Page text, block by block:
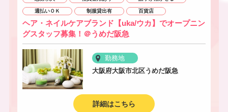
週払いＯＫ 制服貸出有 百貨店
ヘア・ネイルケアブランド【uka/ウカ】でオープニン
グスタッフ募集！＠うめだ阪急
勤務地
大阪府大阪市北区うめだ阪急
詳細はこちら